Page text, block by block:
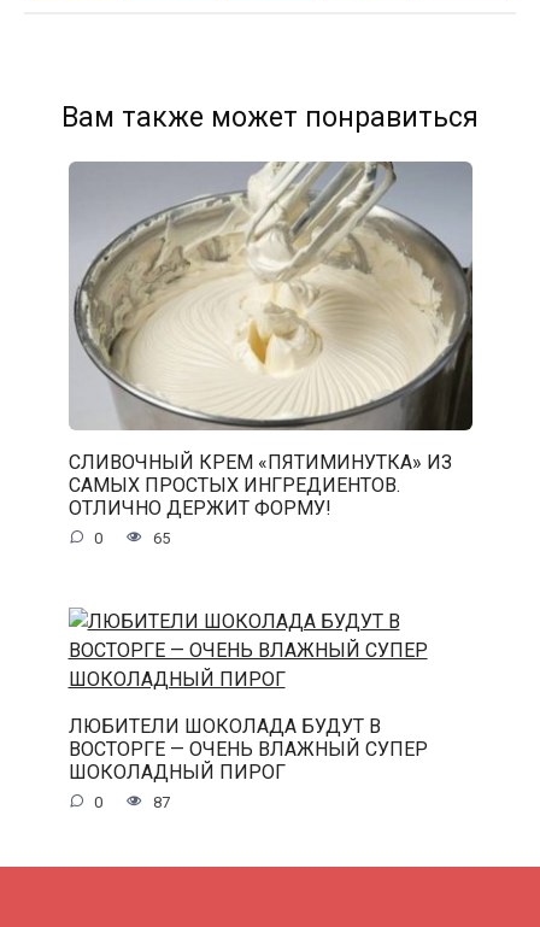
Вам также может понравиться
СЛИВОЧНЫЙ КРЕМ «ПЯТИМИНУТКА» ИЗ
САМЫХ ПРОСТЫХ ИНГРЕДИЕНТОВ.
ОТЛИЧНО ДЕРЖИТ ФОРМУ!
0 65
ЛЮБИТЕЛИ ШОКОЛАДА БУДУТ В
ВОСТОРГЕ — ОЧЕНЬ ВЛАЖНЫЙ СУПЕР
ШОКОЛАДНЫЙ ПИРОГ
0 87